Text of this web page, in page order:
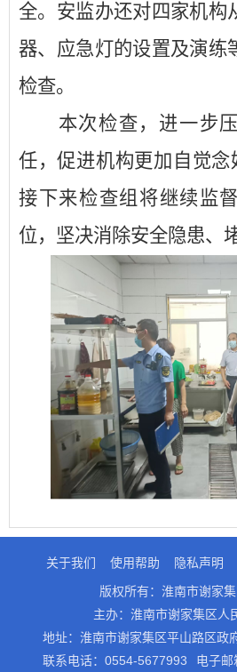
全。安监办还对四家机构
器、应急灯的设置及演练
检查。
本次检查，进一步
任，促进机构更加自觉念
接下来检查组将继续监
位，坚决消除安全隐患、
关于我们 使用帮助 隐私声明
版权所有：淮南市谢家
主办：淮南市谢家集区人
地址：淮南市谢家集区平山路区政
联系电话：0554-5677993
电子邮